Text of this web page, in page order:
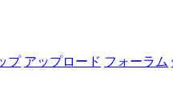
プ アップロード フォーラム